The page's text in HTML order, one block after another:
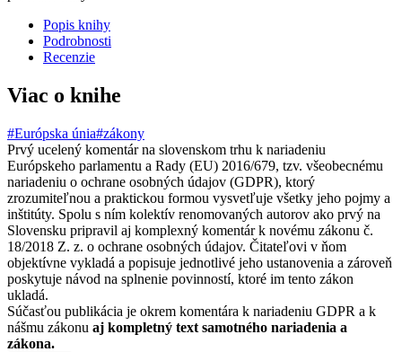
Popis knihy
Podrobnosti
Recenzie
Viac o knihe
#Európska únia#zákony
Prvý ucelený komentár na slovenskom trhu k nariadeniu
Európskeho parlamentu a Rady (EU) 2016/679, tzv. všeobecnému
nariadeniu o ochrane osobných údajov (GDPR), ktorý
zrozumiteľnou a praktickou formou vysvetľuje všetky jeho pojmy a
inštitúty. Spolu s ním kolektív renomovaných autorov ako prvý na
Slovensku pripravil aj komplexný komentár k novému zákonu č.
18/2018 Z. z. o ochrane osobných údajov. Čitateľovi v ňom
objektívne vykladá a popisuje jednotlivé jeho ustanovenia a zároveň
poskytuje návod na splnenie povinností, ktoré im tento zákon
ukladá.
Súčasťou publikácia je okrem komentára k nariadeniu GDPR a k
nášmu zákonu aj kompletný text samotného nariadenia a
zákona.